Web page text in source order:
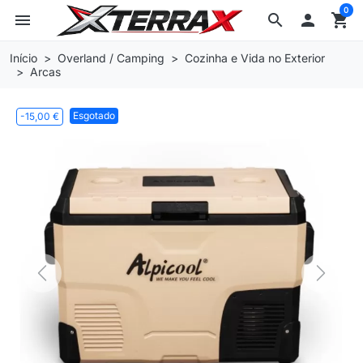
search
menu  shopping_cart
0
Início Overland / Camping
Cozinha e Vida no Exterior
Arcas
-15,00 € Esgotado
Previous Next